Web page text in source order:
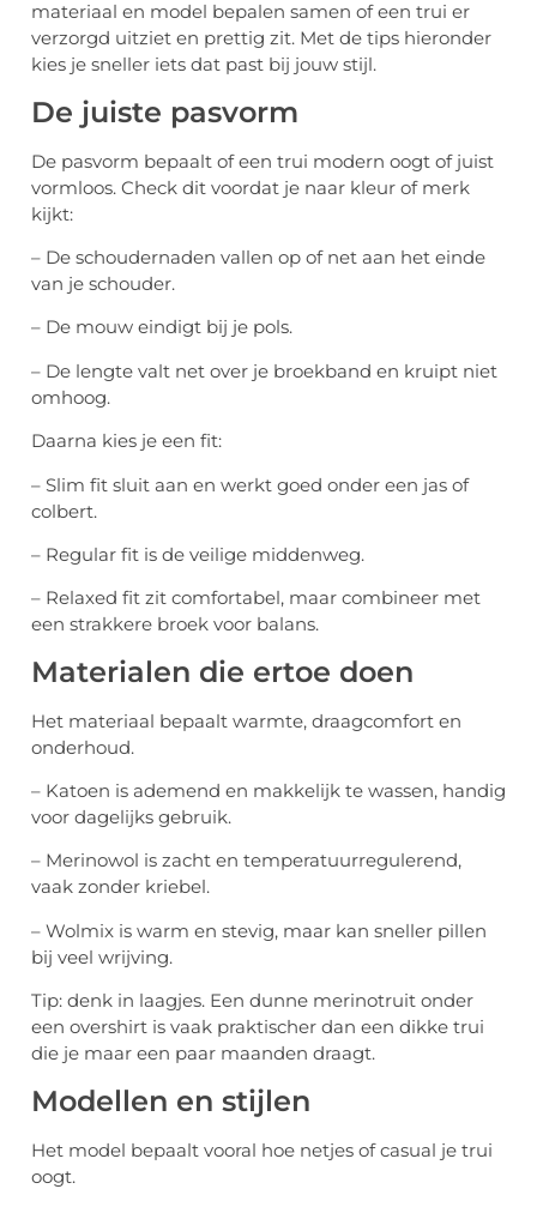
materiaal en model bepalen samen of een trui er
verzorgd uitziet en prettig zit. Met de tips hieronder
kies je sneller iets dat past bij jouw stijl.
De juiste pasvorm
De pasvorm bepaalt of een trui modern oogt of juist
vormloos. Check dit voordat je naar kleur of merk
kijkt:
– De schoudernaden vallen op of net aan het einde
van je schouder.
– De mouw eindigt bij je pols.
– De lengte valt net over je broekband en kruipt niet
omhoog.
Daarna kies je een fit:
– Slim fit sluit aan en werkt goed onder een jas of
colbert.
– Regular fit is de veilige middenweg.
– Relaxed fit zit comfortabel, maar combineer met
een strakkere broek voor balans.
Materialen die ertoe doen
Het materiaal bepaalt warmte, draagcomfort en
onderhoud.
– Katoen is ademend en makkelijk te wassen, handig
voor dagelijks gebruik.
– Merinowol is zacht en temperatuurregulerend,
vaak zonder kriebel.
– Wolmix is warm en stevig, maar kan sneller pillen
bij veel wrijving.
Tip: denk in laagjes. Een dunne merinotruit onder
een overshirt is vaak praktischer dan een dikke trui
die je maar een paar maanden draagt.
Modellen en stijlen
Het model bepaalt vooral hoe netjes of casual je trui
oogt.